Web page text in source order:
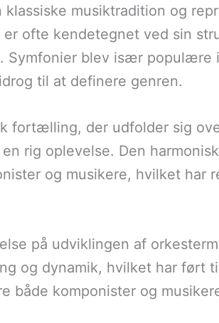
musiktradition og
ofte kendetegnet ved sin
Symfonier blev især populære
til at definere genren.
fortælling, der udfolder sig
rig oplevelse. Den
og musikere, hvilket har
på udviklingen af
og dynamik, hvilket har ført
komponister og